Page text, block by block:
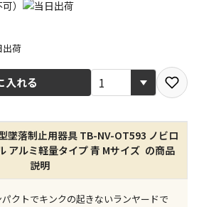
を選択できる商品です
できる商品です（宅配便でのお届けが
品は、全て同じ店舗での受取となりま
で受取ができる商品です（宅配便での
出荷
入れる
墜落制止用器具 TB-NV-OT593 ノビロ
アルミ軽量タイプ 青 Mサイズ の商品
説明
クトでキンクの起きないランヤードで